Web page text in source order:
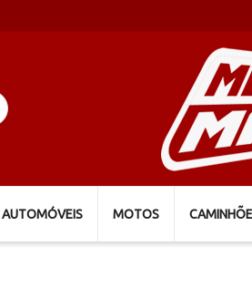
AUTOMÓVEIS MOTOS